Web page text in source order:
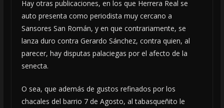
Hay otras publicaciones, en los que Herrera Real se
auto presenta como periodista muy cercano a
Sansores San Román, y en que contrariamente, se
lanza duro contra Gerardo Sánchez, contra quien, al
parecer, hay disputas palaciegas por el afecto de la
senecta.
O sea, que además de gustos refinados por los
chacales del barrio 7 de Agosto, al tabasqueñito le